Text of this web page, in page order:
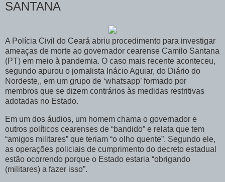
SANTANA
A Polícia Civil do Ceará abriu procedimento para investigar
ameaças de morte ao governador cearense Camilo Santana
(PT) em meio à pandemia. O caso mais recente aconteceu,
segundo apurou o jornalista Inácio Aguiar, do Diário do
Nordeste,, em um grupo de ‘whatsapp’ formado por
membros que se dizem contrários às medidas restritivas
adotadas no Estado.
Em um dos áudios, um homem chama o governador e
outros políticos cearenses de “bandido” e relata que tem
“amigos militares” que teriam “o olho quente”. Segundo ele,
as operações policiais de cumprimento do decreto estadual
estão ocorrendo porque o Estado estaria “obrigando
(militares) a fazer isso”.